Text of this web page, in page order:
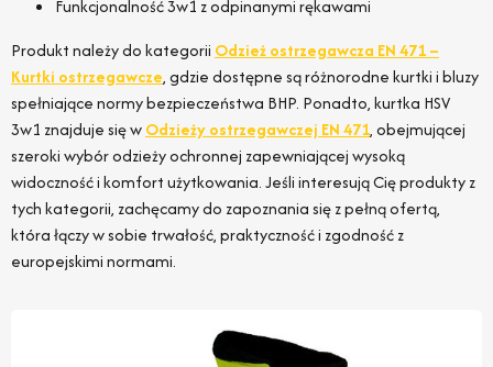
Funkcjonalność 3w1 z odpinanymi rękawami
Produkt należy do kategorii Odzież ostrzegawcza EN 471 –
Kurtki ostrzegawcze, gdzie dostępne są różnorodne kurtki i bluzy
spełniające normy bezpieczeństwa BHP. Ponadto, kurtka HSV
3w1 znajduje się wOdzieży ostrzegawczej EN 471, obejmującej
szeroki wybór odzieży ochronnej zapewniającej wysoką
widoczność i komfort użytkowania. Jeśli interesują Cię produkty z
tych kategorii, zachęcamy do zapoznania się z pełną ofertą,
która łączy w sobie trwałość, praktyczność i zgodność z
europejskimi normami.